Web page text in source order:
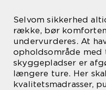
Selvom sikkerhed
række, bør
undervurderes. At
opholdsområde
skyggepladser er
længere ture. Her
kvalitetsmadrasser,